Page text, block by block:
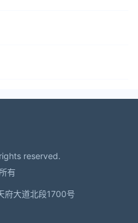
reserved.
有
府大道北段1700号